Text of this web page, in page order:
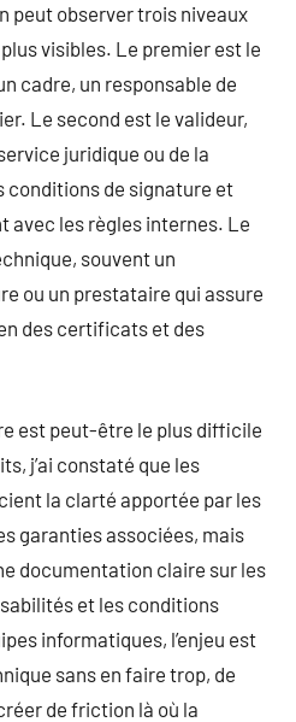
peut observer trois niveaux
visibles. Le premier est le
cadre, un responsable de
Le second est le valideur,
juridique ou de la
conditions de signature et
avec les règles internes. Le
souvent un
ou un prestataire qui assure
des certificats et des
est peut-être le plus difficile
j’ai constaté que les
la clarté apportée par les
garanties associées, mais
documentation claire sur les
et les conditions
informatiques, l’enjeu est
sans en faire trop, de
de friction là où la